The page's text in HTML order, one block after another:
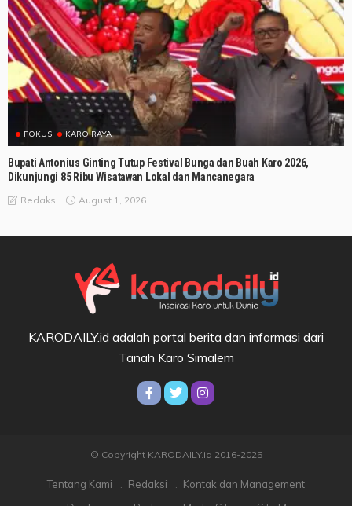
FOKUS KARO RAYA
Bupati Antonius Ginting Tutup Festival Bunga dan Buah Karo 2026,
Dikunjungi 85 Ribu Wisatawan Lokal dan Mancanegara
Redaksi August 1, 2026
KARODAILY.id adalah portal berita dan informasi dari
Tanah Karo Simalem
© Copyright KARODAILY.id 2016-2025
Tentang Kami Redaksi
Kontak dan Management